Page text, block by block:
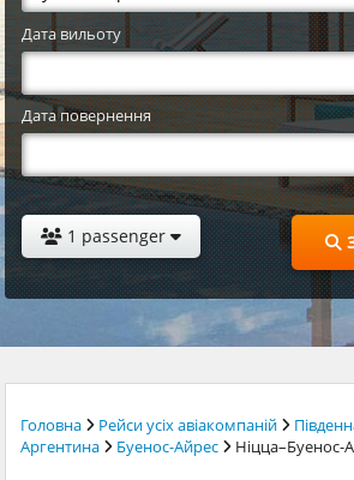
Дата вильоту
Дата повернення
1 passenger
Головна Рейси усіх авіакомпаній
Аргентина
Буенос-Айрес Ніцца–Буенос-